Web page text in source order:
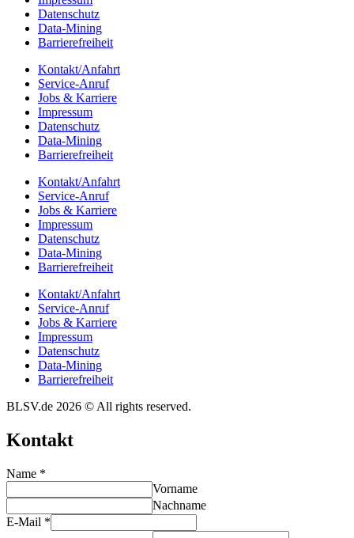
Daten­schutz
Data-Mining
Barrie­re­frei­heit
Kontakt/​​Anfahrt
Service-Anruf
Jobs & Karriere
Impres­sum
Daten­schutz
Data-Mining
Barrie­re­frei­heit
Kontakt/​​Anfahrt
Service-Anruf
Jobs & Karriere
Impres­sum
Daten­schutz
Data-Mining
Barrie­re­frei­heit
Kontakt/​​Anfahrt
Service-Anruf
Jobs & Karriere
Impres­sum
Daten­schutz
Data-Mining
Barrie­re­frei­heit
BLSV.de 2026 © All rights reserved.
Kontakt
Name *
Vorname
Nachname
E-Mail *